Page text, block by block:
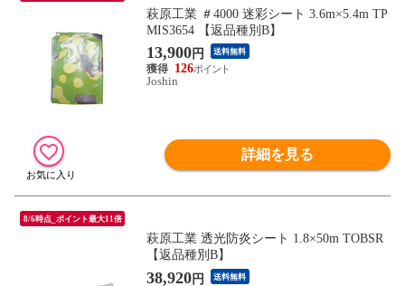
萩原工業 ＃4000 迷彩シート 3.6m×5.4m TP
MIS3654 【返品種別B】
13,900円 送料無料
126
Joshin
詳細を見る
8/6時点_ポイント最大11倍
萩原工業 透光防炎シート 1.8×50m TOBSR
【返品種別B】
38,920円 送料無料